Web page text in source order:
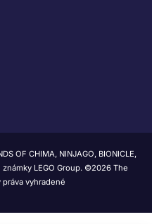
OF CHIMA, NINJAGO, BIONICLE,
známky LEGO Group. ©2026 The
práva vyhradené